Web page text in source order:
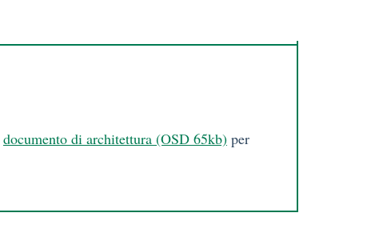
documento di architettura (OSD 65kb) per